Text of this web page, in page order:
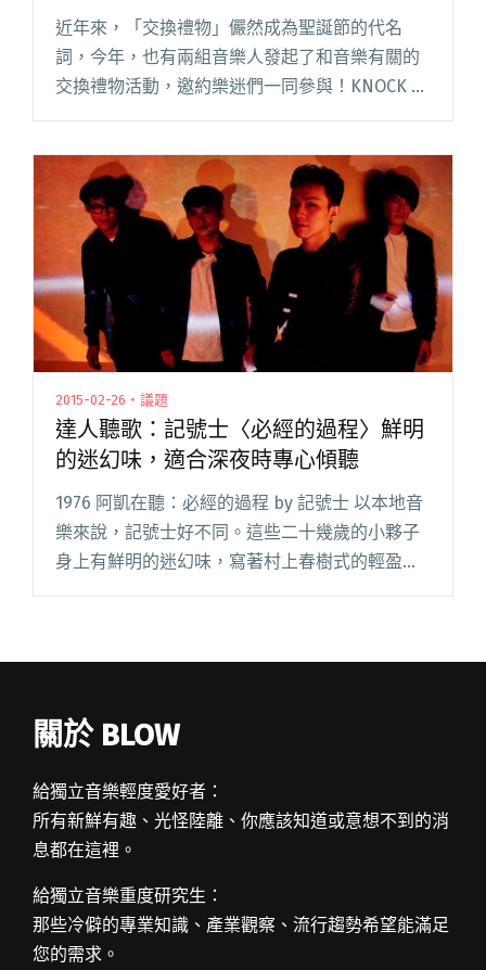
近年來，「交換禮物」儼然成為聖誕節的代名
詞，今年，也有兩組音樂人發起了和音樂有關的
交換禮物活動，邀約樂迷們一同參與！KNOCK 樂
團發起的「那可不是蓋的 X’mas gift」，邀請聽
閱讀全文 "驚喜又有趣！兩場音樂版交換禮物等
你來參加"
2015-02-26・議題
達人聽歌：記號士〈必經的過程〉鮮明
的迷幻味，適合深夜時專心傾聽
1976 阿凱在聽：必經的過程 by 記號士 以本地音
樂來說，記號士好不同。這些二十幾歲的小夥子
身上有鮮明的迷幻味，寫著村上春樹式的輕盈，
負載陰鬱沈重的言語重量，適合深夜時專心傾
關於 BLOW
給獨立音樂輕度愛好者：
所有新鮮有趣、光怪陸離、你應該知道或意想不到的消
息都在這裡。
給獨立音樂重度研究生：
那些冷僻的專業知識、產業觀察、流行趨勢希望能滿足
您的需求。